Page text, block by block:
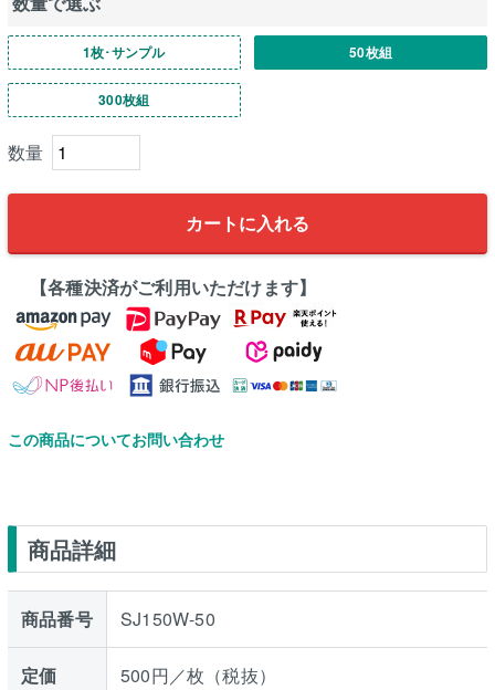
1枚･サンプル 50枚組
300枚組
カートに入れる
【各種決済がご利用いただけます】
この商品についてお問い合わせ
商品詳細
商品番号 SJ150W-50
定価 500円／枚（税抜）